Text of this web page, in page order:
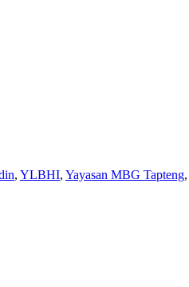
, YLBHI, Yayasan MBG Tapteng,